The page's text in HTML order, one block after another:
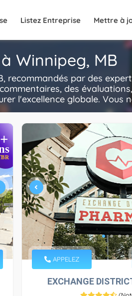
Listez Entreprise Mettre à
Winnipeg, MB
recommandés par des
des
l'excellence globale. Vous
+
APPELEZ
EXCHANGE